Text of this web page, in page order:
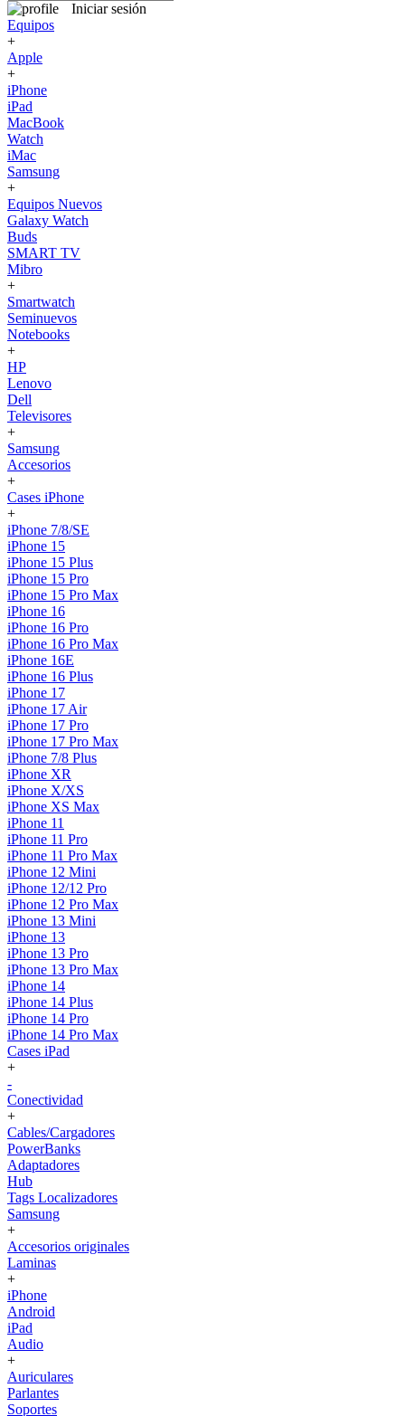
Iniciar sesión
Equipos
+
Apple
+
iPhone
iPad
MacBook
Watch
iMac
Samsung
+
Equipos Nuevos
Galaxy Watch
Buds
SMART TV
Mibro
+
Smartwatch
Seminuevos
Notebooks
+
HP
Lenovo
Dell
Televisores
+
Samsung
Accesorios
+
Cases iPhone
+
iPhone 7/8/SE
iPhone 15
iPhone 15 Plus
iPhone 15 Pro
iPhone 15 Pro Max
iPhone 16
iPhone 16 Pro
iPhone 16 Pro Max
iPhone 16E
iPhone 16 Plus
iPhone 17
iPhone 17 Air
iPhone 17 Pro
iPhone 17 Pro Max
iPhone 7/8 Plus
iPhone XR
iPhone X/XS
iPhone XS Max
iPhone 11
iPhone 11 Pro
iPhone 11 Pro Max
iPhone 12 Mini
iPhone 12/12 Pro
iPhone 12 Pro Max
iPhone 13 Mini
iPhone 13
iPhone 13 Pro
iPhone 13 Pro Max
iPhone 14
iPhone 14 Plus
iPhone 14 Pro
iPhone 14 Pro Max
Cases iPad
+
-
Conectividad
+
Cables/Cargadores
PowerBanks
Adaptadores
Hub
Tags Localizadores
Samsung
+
Accesorios originales
Laminas
+
iPhone
Android
iPad
Audio
+
Auriculares
Parlantes
Soportes